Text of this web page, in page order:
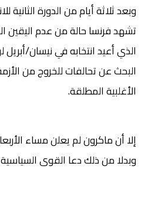
وبعد ثلاثة أيام من الدورة الثانية
تشهد فرنسا حالة من عدم اليقين
الذي أعيد انتخابه في نيسان/أبريل
البحث عن تحالفات للخروج من
الأغلبية المطلقة.
إلا أن ماكرون لم يعلن مساء
وبدلا من ذلك دعا القوى